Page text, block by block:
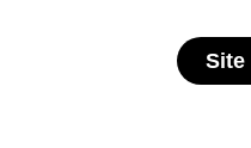
Site